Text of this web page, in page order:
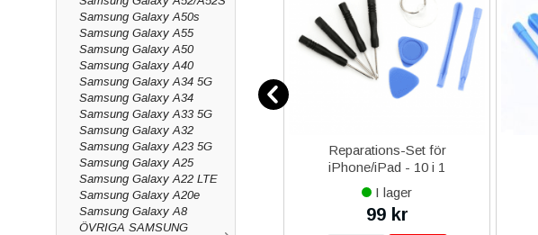
Samsung Galaxy A50s
Samsung Galaxy A55
Samsung Galaxy A50
Samsung Galaxy A40
Samsung Galaxy A34 5G
Samsung Galaxy A34
Samsung Galaxy A33 5G
Samsung Galaxy A32
Samsung Galaxy A23 5G
Samsung Galaxy A25
Samsung Galaxy A22 LTE
Samsung Galaxy A20e
Samsung Galaxy A8
ÖVRIGA SAMSUNG
iPhone 13 mini iPhone 13 Pro
Max iPhone 14 Plus iPhone
14 Pro Max iPhone 15 Plus
iPhone 15 Pro Max iPhone
16 Plus iPhone 16 Pro
I lager
299 kr
Reparations-Set för
iPhone/iPad - 10 i 1
I lager
99 kr